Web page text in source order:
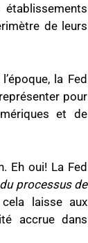
de leurs
la Fed
pour
et de
Eh oui! La Fed
processus de
laisse aux
accrue dans